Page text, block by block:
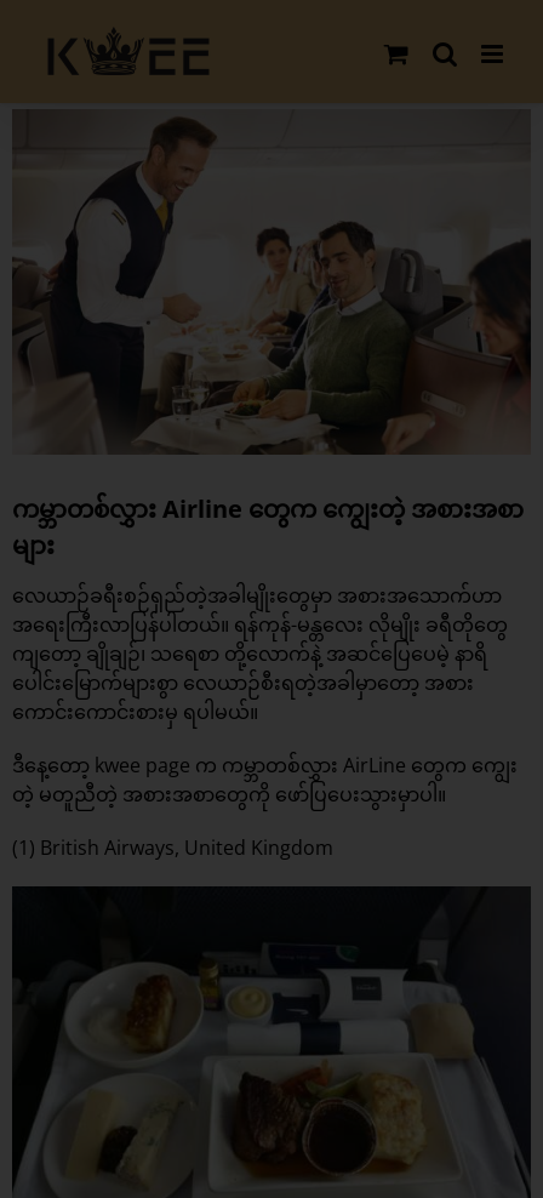
content
ကမ္ဘာတစ်လွှား Airline တွေက ကျွေးတဲ့ အစားအစာ
များ
လေယာဉ်ခရီးစဉ်ရှည်တဲ့အခါမျိုးတွေမှာ အစားအသောက်ဟာ
အရေးကြီးလာပြန်ပါတယ်။ ရန်ကုန်-မန္တလေး လိုမျိုး ခရီတိုတွေ
ကျတော့ ချိုချဉ်၊ သရေစာ တို့လောက်နဲ့ အဆင်ပြေပေမဲ့ နာရိ
ပေါင်းမြောက်များစွာ လေယာဉ်စီးရတဲ့အခါမှာတော့ အစား
ကောင်းကောင်းစားမှ ရပါမယ်။
ဒီနေ့တော့ kwee page က ကမ္ဘာတစ်လွှား AirLine တွေက ကျွေး
တဲ့ မတူညီတဲ့ အစားအစာတွေကို ဖော်ပြပေးသွားမှာပါ။
(1) British Airways, United Kingdom